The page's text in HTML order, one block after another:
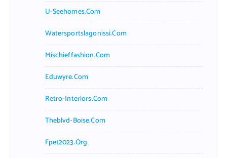
U-Seehomes.com
Watersportslagonissi.com
Mischieffashion.com
Eduwyre.com
Retro-Interiors.com
Theblvd-Boise.com
Fpet2023.org